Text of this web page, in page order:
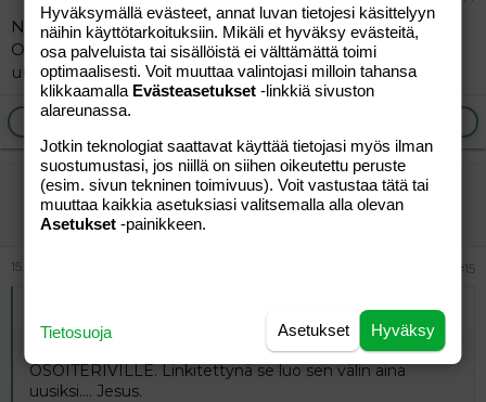
NIin poistakaa se väli kun kopioitte tonne
OSOITERIVILLE. Linkitettynä se luo sen välin aina
uusiksi.... Jesus.
Ilmoita asiaton viesti
Vihakirjoittajat kuriin
Vieras
15.04.2012 #15
NIin poistakaa se väli kun kopioitte tonne
OSOITERIVILLE. Linkitettynä se luo sen välin aina
uusiksi.... Jesus.
Hyväksymällä evästeet, annat luvan tietojesi käsittelyyn
näihin käyttötarkoituksiin. Mikäli et hyväksy evästeitä,
osa palveluista tai sisällöistä ei välttämättä toimi
optimaalisesti. Voit muuttaa valintojasi milloin tahansa
klikkaamalla Evästeasetukset -linkkiä sivuston
alareunassa.
Jotkin teknologiat saattavat käyttää tietojasi myös ilman
suostumustasi, jos niillä on siihen oikeutettu peruste
(esim. sivun tekninen toimivuus). Voit vastustaa tätä tai
muuttaa kaikkia asetuksiasi valitsemalla alla olevan
Asetukset -painikkeen.
Hyväksy
Asetukset
Tietosuoja